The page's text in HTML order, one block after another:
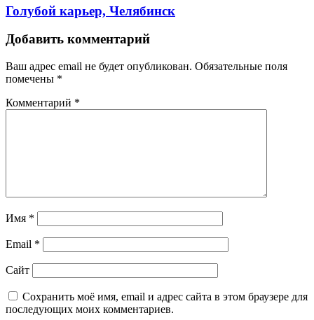
Голубой карьер, Челябинск
Добавить комментарий
Ваш адрес email не будет опубликован. Обязательные поля
помечены *
Комментарий *
Имя *
Email *
Сайт
Сохранить моё имя, email и адрес сайта в этом браузере для
последующих моих комментариев.